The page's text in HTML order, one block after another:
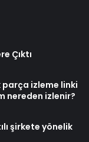
Çıktı
parça izleme linki
nereden izlenir?
şirkete yönelik